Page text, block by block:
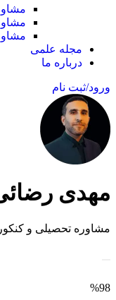
مجله علمی
درباره ما
ورود/ثبت نام
مهدی
مشاوره تحصیلی و کنکور
%98